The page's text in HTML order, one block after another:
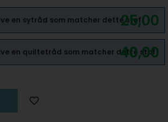
25,00
en sytråd som matcher dette stof.
40,00
en quiltetråd som matcher dette stof.